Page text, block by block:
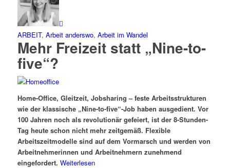
ARBEIT, Arbeit anderswo, Arbeit im Wandel
Mehr Freizeit statt „Nine-to-
five“?
Home-Office, Gleitzeit, Jobsharing –feste Arbeitsstrukturen
wie der klassische „Nine-to-five“-Job haben ausgedient. Vor
100 Jahren noch als revolutionär gefeiert, ist der 8-Stunden-
Tag heute schon nicht mehr zeitgemäß. Flexible
Arbeitszeitmodelle sind auf dem Vormarsch und werden von
Arbeitnehmerinnen und Arbeitnehmern zunehmend
eingefordert. Weiterlesen